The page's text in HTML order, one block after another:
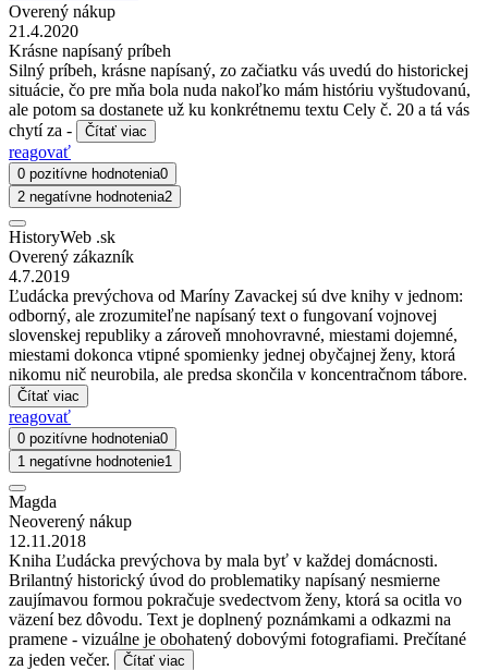
Overený nákup
21.4.2020
Krásne napísaný príbeh
Silný príbeh, krásne napísaný, zo začiatku vás uvedú do historickej
situácie, čo pre mňa bola nuda nakoľko mám históriu vyštudovanú,
ale potom sa dostanete už ku konkrétnemu textu Cely č. 20 a tá vás
chytí za -
Čítať viac
reagovať
0 pozitívne hodnotenia0
2 negatívne hodnotenia2
HistoryWeb .sk
Overený zákazník
4.7.2019
Ľudácka prevýchova od Maríny Zavackej sú dve knihy v jednom:
odborný, ale zrozumiteľne napísaný text o fungovaní vojnovej
slovenskej republiky a zároveň mnohovravné, miestami dojemné,
miestami dokonca vtipné spomienky jednej obyčajnej ženy, ktorá
nikomu nič neurobila, ale predsa skončila v koncentračnom tábore.
Čítať viac
reagovať
0 pozitívne hodnotenia0
1 negatívne hodnotenie1
Magda
Neoverený nákup
12.11.2018
Kniha Ľudácka prevýchova by mala byť v každej domácnosti.
Brilantný historický úvod do problematiky napísaný nesmierne
zaujímavou formou pokračuje svedectvom ženy, ktorá sa ocitla vo
väzení bez dôvodu. Text je doplnený poznámkami a odkazmi na
pramene - vizuálne je obohatený dobovými fotografiami. Prečítané
za jeden večer.
Čítať viac